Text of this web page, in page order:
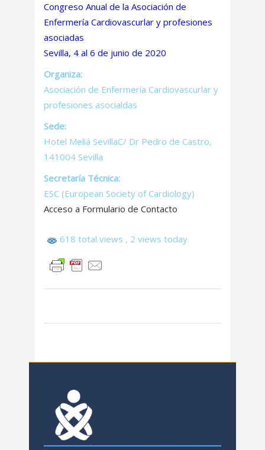
Congreso Anual de la Asociación de
Enfermería Cardiovascurlar y profesiones
asociadas
Sevilla, 4 al 6 de junio de 2020
Organiza:
Asociación de Enfermería Cardiovascurlar y
profesiones asocialdas
Sede:
Hotel Meliá SevillaC/ Dr Pedro de Castro,
141004 Sevilla
Secretaría Técnica:
ESC (European Society of Cardiology)
Acceso a Formulario de Contacto
618 total views , 2 views today